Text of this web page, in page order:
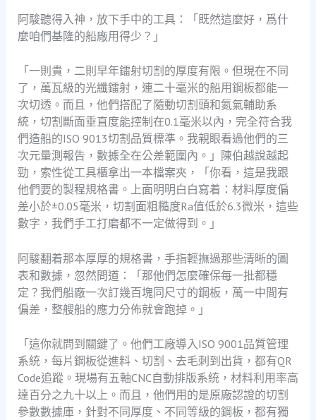
阿駿聽得入神，放下手中的工具：「既然這麼好，爲什
麼咱們基隆的船廠用得少？」
「一則貴，二則早年鐳射切割的厚度有限。但現在不同
了，萬瓦級的光纖鐳射，連二十毫米的船用鋼板都能一
次切透。而且，他們搭配了隨動切割頭和氮氣輔助系
統，切割斷面垂直度能控制在0.1毫米以內，完全符合我
們造船的ISO 9013切割品質標準。我親眼看過他們的三
次元量測報告，數據全在公差範圍內。」陳伯越說越起
勁，索性從工具櫃拿出一本檔案夾，「你看，這是我跟
他們要的製程規格書。上面明明白白寫着：材料厚度偏
差小於±0.05毫米，切割面粗糙度Ra值低於6.3微米，這些
數字，我們手工打磨都不一定做得到。」
阿駿翻着那本厚厚的規格書，手指輕撫過那些清晰的圖
表和數據，忽然問道：「那他們怎麼確保每一批都穩
定？我們船廠一次訂幾百塊同尺寸的鋼板，萬一中間有
偏差，整艘船的應力分佈就會跑掉。」
「這你就問到關鍵了。他們工廠導入ISO 9001品質管理
系統，每片鋼板從進料、切割、去毛刺到出貨，都有QR
Code追蹤。現場有五軸CNC自動排版系統，材料利用率高
達百分之九十以上。而且，他們用的是原廠認證的切割
參數數據庫，針對不同厚度、不同等級的鋼板，都有獨